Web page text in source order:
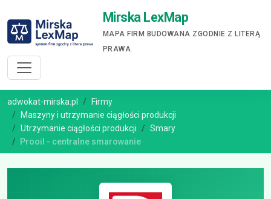
Mirska LexMap
MAPA FIRM BUDOWANA ZGODNIE Z LITERĄ
PRAWA
adwokat-mirska.pl
Firmy
Maszyny i utrzymanie ciągłości produkcji
Utrzymanie ciągłości produkcji
Smary
Prooil - centralne smarowanie